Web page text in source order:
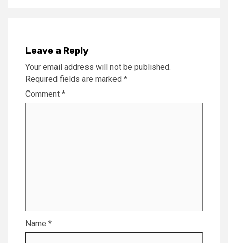
Leave a Reply
Your email address will not be published.
Required fields are marked *
Comment *
Name *